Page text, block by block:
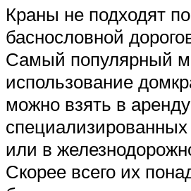
Краны не подходят
баснословной
Самый популярный
использование
можно взять в
специализированных
или в
Скорее всего их